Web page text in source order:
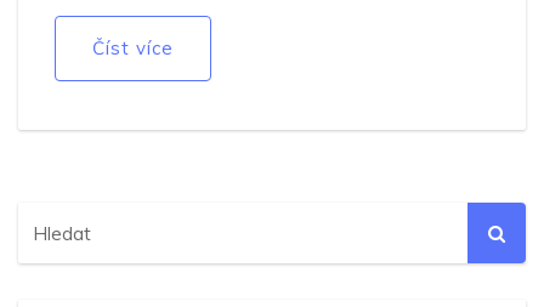
Číst více